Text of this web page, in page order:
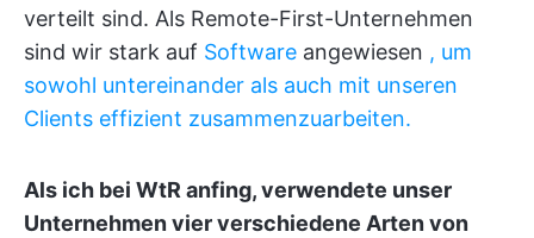
verteilt sind. Als Remote-First-Unternehmen
sind wir stark auf Software angewiesen , um
sowohl untereinander als auch mit unseren
Clients effizient zusammenzuarbeiten.
Als ich bei WtR anfing, verwendete unser
Unternehmen vier verschiedene Arten von